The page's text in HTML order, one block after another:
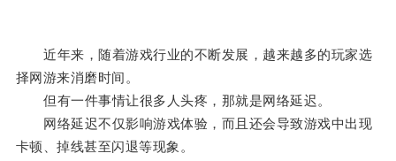
近年来，随着游戏行业的不断发展，越来越多的玩家选
择网游来消磨时间。
但有一件事情让很多人头疼，那就是网络延迟。
网络延迟不仅影响游戏体验，而且还会导致游戏中出现
卡顿、掉线甚至闪退等现象。